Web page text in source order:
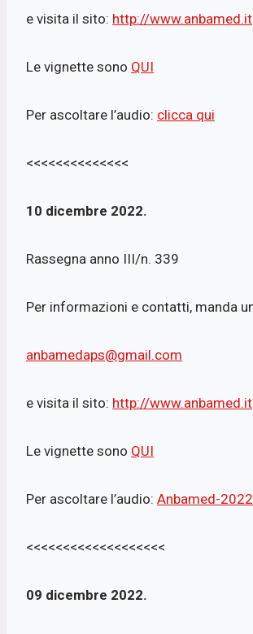
e visita il sito: http://www.anbamed.it
Le vignette sono QUI
Per ascoltare l’audio: clicca qui
<<<<<<<<<<<<<<
10 dicembre 2022.
Rassegna anno III/n. 339
Per informazioni e contatti, manda
anbamedaps@gmail.com
e visita il sito: http://www.anbamed.it
Le vignette sono QUI
Per ascoltare l’audio: Anbamed-
<<<<<<<<<<<<<<<<<<<
09 dicembre 2022.